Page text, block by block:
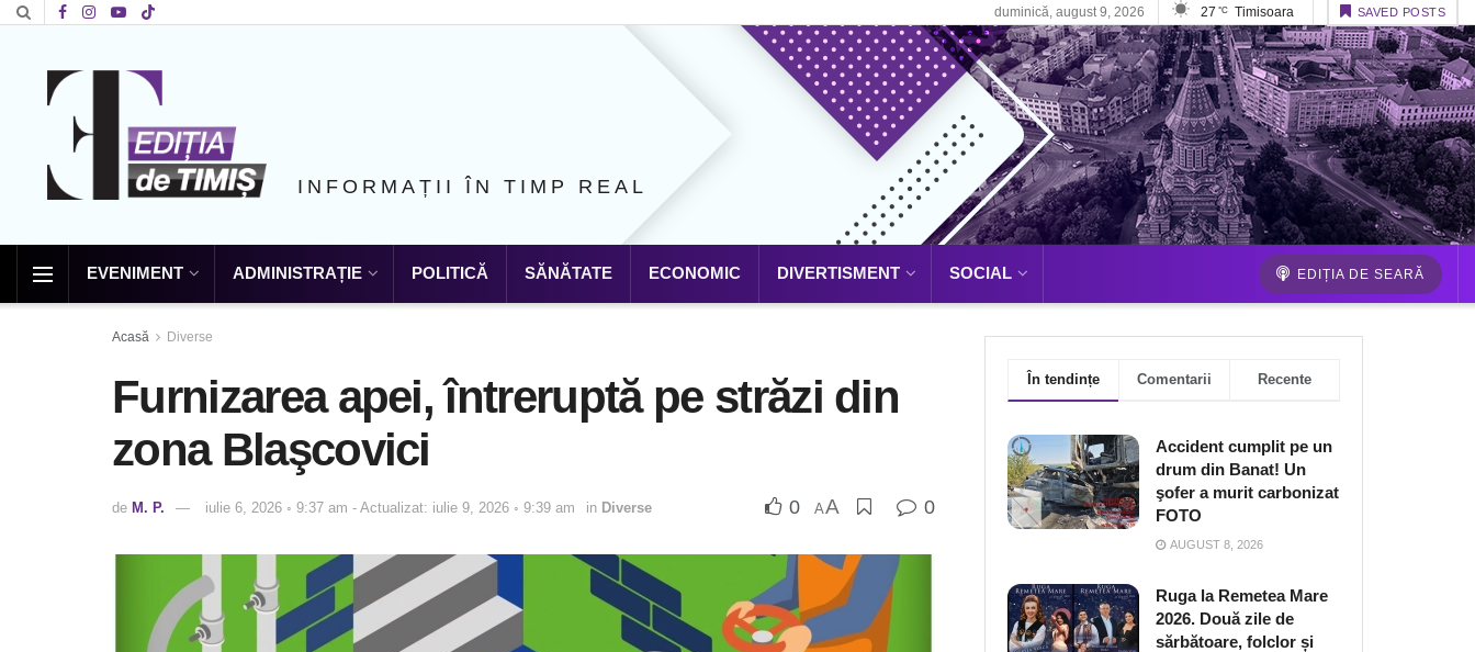
duminică, august 9, 2026 27 °C Timisoara SAVED POSTS
INFORMAȚII ÎN TIMP REAL
EVENIMENT ADMINISTRAȚIE POLITICĂ SĂNĂTATE ECONOMIC DIVERTISMENT SOCIAL EDIȚIA DE SEARĂ
Acasă Diverse
Furnizarea apei, întreruptă pe străzi din
zona Blaşcovici
de M. P. iulie 6, 2026 ◦ 9:37 am - Actualizat: iulie 9, 2026 ◦ 9:39 am in Diverse 0 AA 0
În tendințe Comentarii Recente
Accident cumplit pe un
drum din Banat! Un
şofer a murit carbonizat
FOTO
AUGUST 8, 2026
Ruga la Remetea Mare
2026. Două zile de
sărbătoare, folclor și